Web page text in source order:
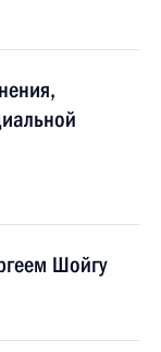
Шойгу